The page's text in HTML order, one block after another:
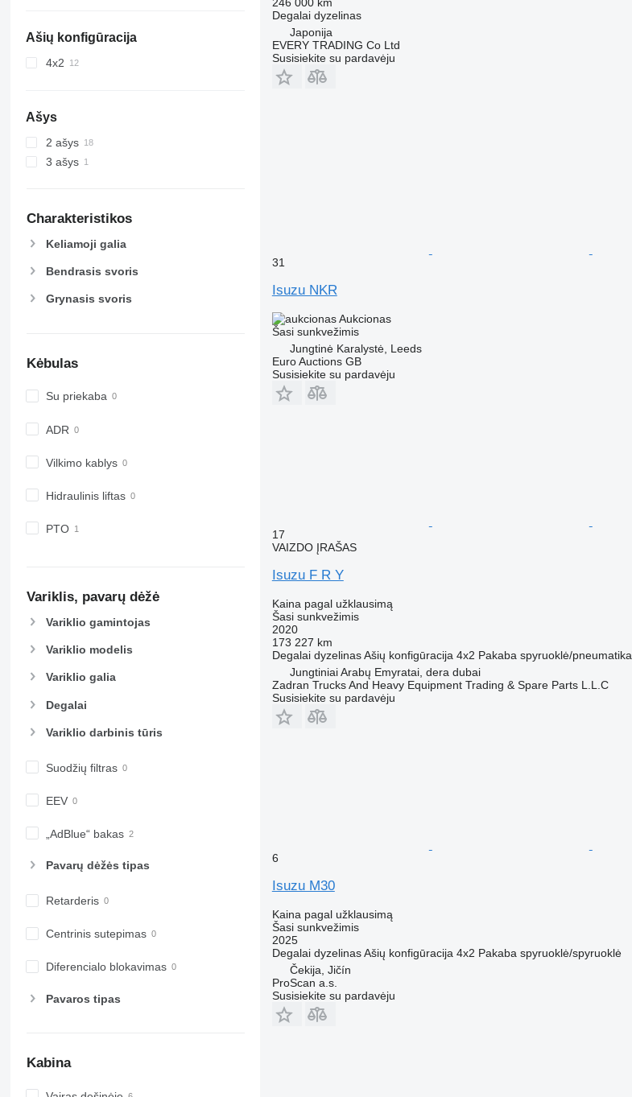
Ašių konfigūracija
4x2
Ašys
2 ašys
3 ašys
Charakteristikos
Keliamoji galia
Bendrasis svoris
Grynasis svoris
Kėbulas
Su priekaba
ADR
Vilkimo kablys
Hidraulinis liftas
PTO
Variklis, pavarų dėžė
Variklio gamintojas
Variklio modelis
Variklio galia
Degalai
Variklio darbinis tūris
Suodžių filtras
EEV
„AdBlue“ bakas
Pavarų dėžės tipas
Retarderis
Centrinis sutepimas
Diferencialo blokavimas
Pavaros tipas
Kabina
Degalai dyzelinas
Japonija
EVERY TRADING Co Ltd
Susisiekite su pardavėju
31
Isuzu NKR
Aukcionas
Šasi sunkvežimis
Jungtinė Karalystė, Leeds
Euro Auctions GB
Susisiekite su pardavėju
17
VAIZDO ĮRAŠAS
Isuzu F R Y
Kaina pagal užklausimą
Šasi sunkvežimis
2020
173 227 km
Degalai dyzelinas Ašių konfigūracija 4x2 Pakaba spyruoklė/pneumatika
Jungtiniai Arabų Emyratai, dera dubai
Zadran Trucks And Heavy Equipment Trading & Spare Parts L.L.C
Susisiekite su pardavėju
6
Isuzu M30
Kaina pagal užklausimą
Šasi sunkvežimis
2025
Degalai dyzelinas Ašių konfigūracija 4x2 Pakaba spyruoklė/spyruoklė
Čekija, Jičín
ProScan a.s.
Susisiekite su pardavėju